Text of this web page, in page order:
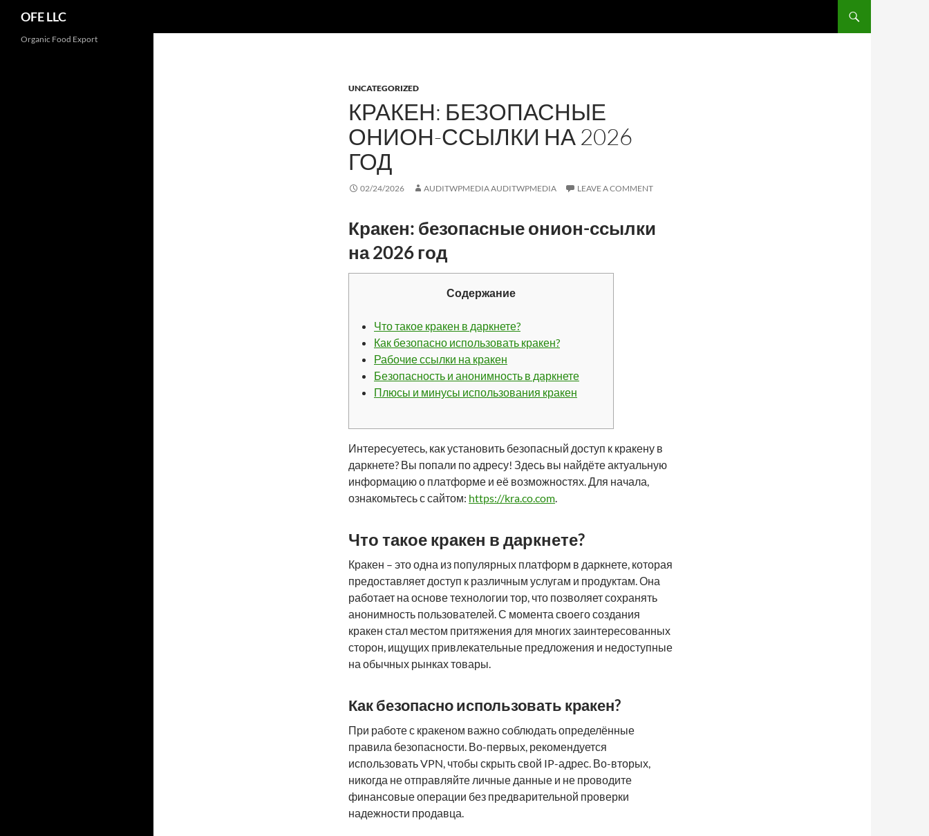
OFE LLC
UNCATEGORIZED
КРАКЕН: БЕЗОПАСНЫЕ
ОНИОН-ССЫЛКИ НА 2026
ГОД
02/24/2026 AUDITWPMEDIA AUDITWPMEDIA LEAVE A COMMENT
Кракен: безопасные онион-ссылки
на 2026 год
Содержание
Что такое кракен в даркнете?
Как безопасно использовать кракен?
Рабочие ссылки на кракен
Безопасность и анонимность в даркнете
Плюсы и минусы использования кракен
Интересуетесь, как установить безопасный доступ к кракену в
даркнете? Вы попали по адресу! Здесь вы найдёте актуальную
информацию о платформе и её возможностях. Для начала,
ознакомьтесь с сайтом: https://kra.co.com.
Что такое кракен в даркнете?
Кракен – это одна из популярных платформ в даркнете, которая
предоставляет доступ к различным услугам и продуктам. Она
работает на основе технологии тор, что позволяет сохранять
анонимность пользователей. С момента своего создания
кракен стал местом притяжения для многих заинтересованных
сторон, ищущих привлекательные предложения и недоступные
на обычных рынках товары.
Как безопасно использовать кракен?
При работе с кракеном важно соблюдать определённые
правила безопасности. Во-первых, рекомендуется
использовать VPN, чтобы скрыть свой IP-адрес. Во-вторых,
никогда не отправляйте личные данные и не проводите
финансовые операции без предварительной проверки
надежности продавца.
Organic Food Export